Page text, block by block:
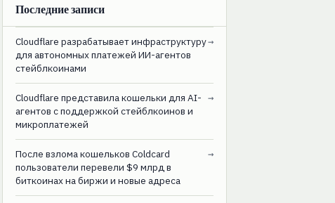
Последние записи
Cloudflare разрабатывает инфраструктуру
для автономных платежей ИИ-агентов
стейблкоинами
→
Cloudflare представила кошельки для AI-
агентов с поддержкой стейблкоинов и
микроплатежей
→
После взлома кошельков Coldcard
пользователи перевели $9 млрд в
биткоинах на биржи и новые адреса
→